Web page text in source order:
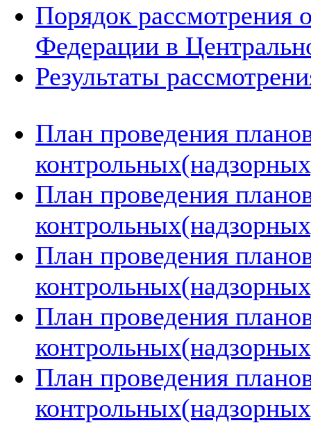
Порядок рассмотрения
Федерации в
Результаты
План проведения
План проведения
План проведения
План проведения
План проведения